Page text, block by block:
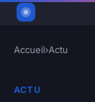
Accueil›Actu
ACTU